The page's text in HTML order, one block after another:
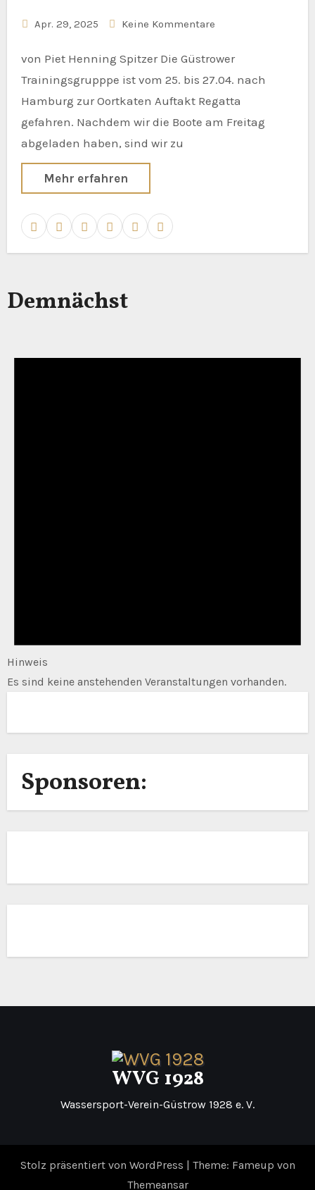
Apr. 29, 2025 Keine Kommentare
von Piet Henning Spitzer Die Güstrower
Trainingsgrupppe ist vom 25. bis 27.04. nach
Hamburg zur Oortkaten Auftakt Regatta
gefahren. Nachdem wir die Boote am Freitag
abgeladen haben, sind wir zu
Mehr erfahren
Demnächst
Hinweis
Es sind keine anstehenden Veranstaltungen vorhanden.
Sponsoren:
WVG 1928
Wassersport-Verein-Güstrow 1928 e. V.
Stolz präsentiert von WordPress
Theme: Fameup von
Themeansar